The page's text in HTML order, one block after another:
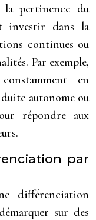
pertinence du
investir dans la
continues ou
Par exemple,
en
autonome ou
répondre aux
par
différenciation
sur des